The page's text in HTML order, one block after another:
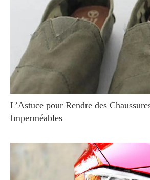
L’Astuce pour Rendre des
Imperméables